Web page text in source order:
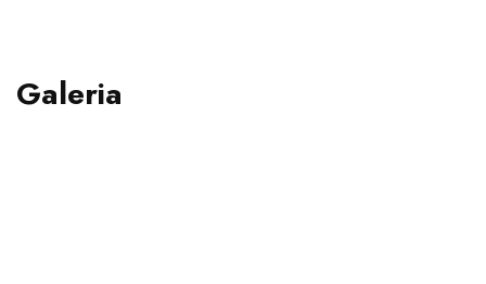
Galeria